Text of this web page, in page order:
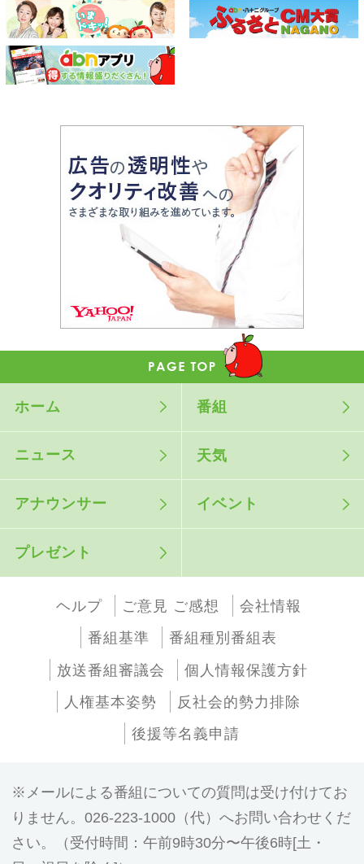
ホーム 番組
ニュース 天気
アナウンサー イベント
プレゼント
ヘルプ ご意見 ご感想
会社情報
番組基準
番組種別番組表
放送番組審議会
個人情報保護方針
人権基本姿勢
反社会的勢力排除
後援等名義申請
メールによる番組についての質問は受け付けてお
りません。026-223-1000（代）へお問い合わせくだ
さい。（受付時間：午前9時30分〜午後6時[土・